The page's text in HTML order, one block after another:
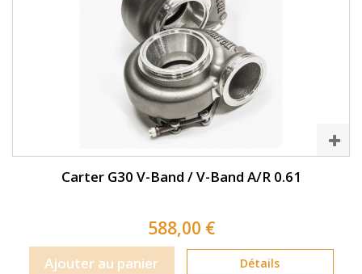
Carter G30 V-Band / V-Band A/R 0.61
588,00 €
Ajouter au panier Détails